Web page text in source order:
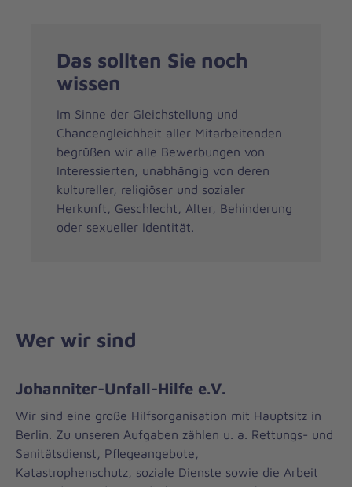
Das sollten Sie noch
wissen
Im Sinne der Gleichstellung und
Chancengleichheit aller Mitarbeitenden
begrüßen wir alle Bewerbungen von
Interessierten, unabhängig von deren
kultureller, religiöser und sozialer
Herkunft, Geschlecht, Alter, Behinderung
oder sexueller Identität.
Wer wir sind
Johanniter-Unfall-Hilfe e.V.
Wir sind eine große Hilfsorganisation mit Hauptsitz in
Berlin. Zu unseren Aufgaben zählen u. a. Rettungs- und
Sanitätsdienst, Pflegeangebote,
Katastrophenschutz, soziale Dienste sowie die Arbeit